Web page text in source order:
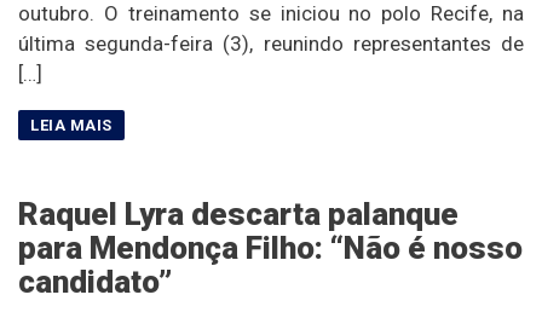
outubro. O treinamento se iniciou no polo Recife, na
última segunda-feira (3), reunindo representantes de
[…]
Raquel Lyra descarta palanque
para Mendonça Filho: “Não é nosso
candidato”